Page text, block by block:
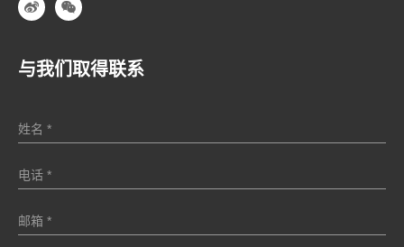
与我们取得联系